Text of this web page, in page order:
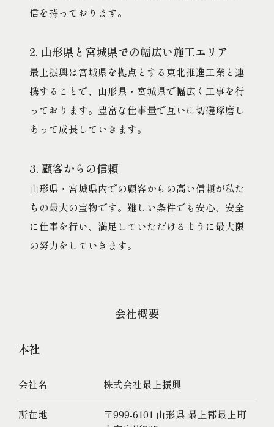
信を持っております。
2. 山形県と宮城県での幅広い施工エリア
最上振興は宮城県を拠点とする東北推進工業と連
携することで、山形県・宮城県で幅広く工事を行
っております。豊富な仕事量で互いに切磋琢磨し
あって成長していきます。
3. 顧客からの信頼
山形県・宮城県内での顧客からの高い信頼が私た
ちの最大の宝物です。難しい条件でも安心、安全
に仕事を行い、満足していただけるように最大限
の努力をしていきます。
会社概要
本社
会社名 株式会社最上振興
所在地
〒999-6101 山形県 最上郡最上町